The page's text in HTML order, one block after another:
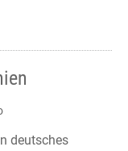
deutsches